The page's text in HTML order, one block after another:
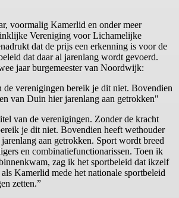
voormalig Kamerlid en onder meer
Vereniging voor Lichamelijke
dat de prijs een erkenning is voor de
dat daar al jarenlang wordt gevoerd.
jaar burgemeester van Noordwijk:
de verenigingen bereik je dit niet. Bovendien
van Duin hier jarenlang aan getrokken"
van de verenigingen. Zonder de kracht
je dit niet. Bovendien heeft wethouder
aan getrokken. Sport wordt breed
en combinatiefunctionarissen. Toen ik
zag ik het sportbeleid dat ikzelf
Kamerlid mede het nationale sportbeleid
zetten.”